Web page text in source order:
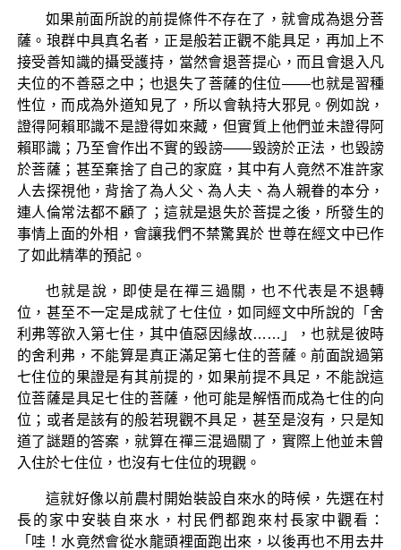
如果前面所說的前提條件不存在了，就會成為退分菩
薩。琅群中具真名者，正是般若正觀不能具足，再加上不
接受善知識的攝受護持，當然會退菩提心，而且會退入凡
夫位的不善惡之中；也退失了菩薩的住位——也就是習種
性位，而成為外道知見了，所以會執持大邪見。例如說，
證得阿賴耶識不是證得如來藏，但實質上他們並未證得阿
賴耶識；乃至會作出不實的毀謗——毀謗於正法，也毀謗
於菩薩；甚至棄捨了自己的家庭，其中有人竟然不准許家
人去探視他，背捨了為人父、為人夫、為人親眷的本分，
連人倫常法都不顧了；這就是退失於菩提之後，所發生的
事情上面的外相，會讓我們不禁驚異於 世尊在經文中已作
了如此精準的預記。
也就是說，即使是在禪三過關，也不代表是不退轉
位，甚至不一定是成就了七住位，如同經文中所說的「舍
利弗等欲入第七住，其中值惡因緣故……」，也就是彼時
的舍利弗，不能算是真正滿足第七住的菩薩。前面說過第
七住位的果證是有其前提的，如果前提不具足，不能說這
位菩薩是具足七住的菩薩，他可能是解悟而成為七住的向
位；或者是該有的般若現觀不具足，甚至是沒有，只是知
道了謎題的答案，就算在禪三混過關了，實際上他並未曾
入住於七住位，也沒有七住位的現觀。
這就好像以前農村開始裝設自來水的時候，先選在村
長的家中安裝自來水，村民們都跑來村長家中觀看：
「哇！水竟然會從水龍頭裡面跑出來，以後再也不用去井